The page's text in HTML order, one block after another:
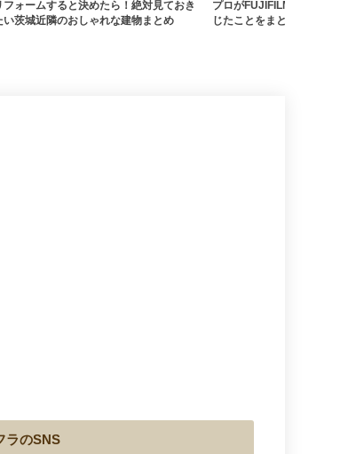
ロがFUJIFILM X-T2を1年間使い倒して感
たことをまとめてみた
私のカントリー別冊『リノベ
くるこだわりヴィンテージハ
ラのSNS